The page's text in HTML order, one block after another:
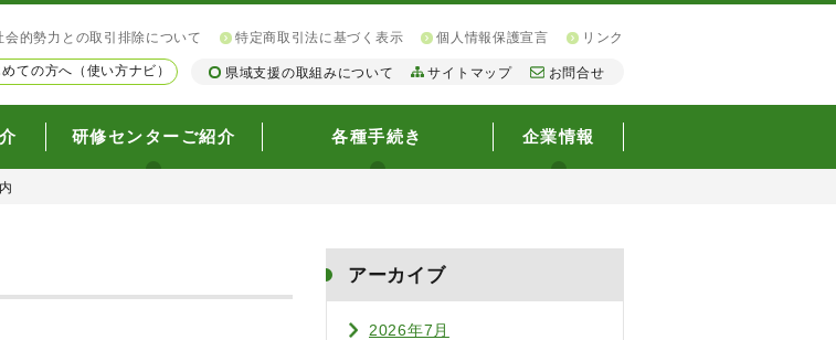
会的勢力との取引排除について 特定商取引法に基づく表示 個人情報保護宣言 リンク
ての方へ（使い方ナビ） 県域支援の取組みについて サイトマップ お問合せ
研修センターご紹介 各種手続き 企業情報
アーカイブ
2026年7月